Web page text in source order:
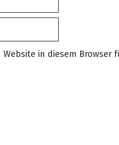
Website in diesem Browser